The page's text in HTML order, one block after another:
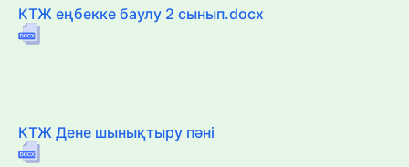
КТЖ еңбекке баулу 2 сынып.docx
КТЖ Дене шынықтыру пәні